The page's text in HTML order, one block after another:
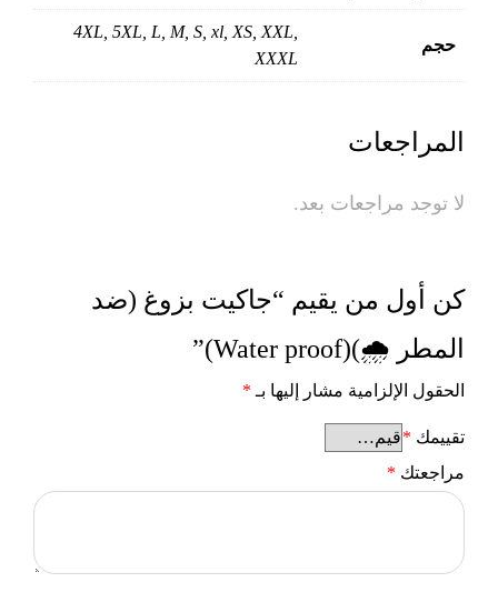
حجم
4XL, 5XL, L, M, S, xl, XS, XXL,
XXXL
المراجعات
لا توجد مراجعات بعد.
كن أول من يقيم “جاكيت بزوغ (ضد
المطر 🌧️)(Water proof)”
الحقول الإلزامية مشار إليها بـ *
تقييمك *
مراجعتك *